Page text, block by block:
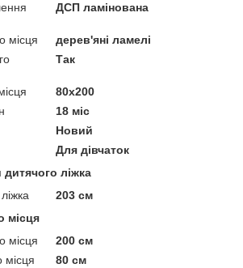
ДСП ламінована
місця
дерев'яні ламелі
Так
80х200
18 міс
Новий
Для дівчаток
дитячого ліжка
203 см
місця
місця
200 см
місця
80 см